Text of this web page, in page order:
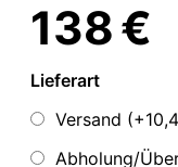
138 €
Lieferart
Versand (+
Abholung/